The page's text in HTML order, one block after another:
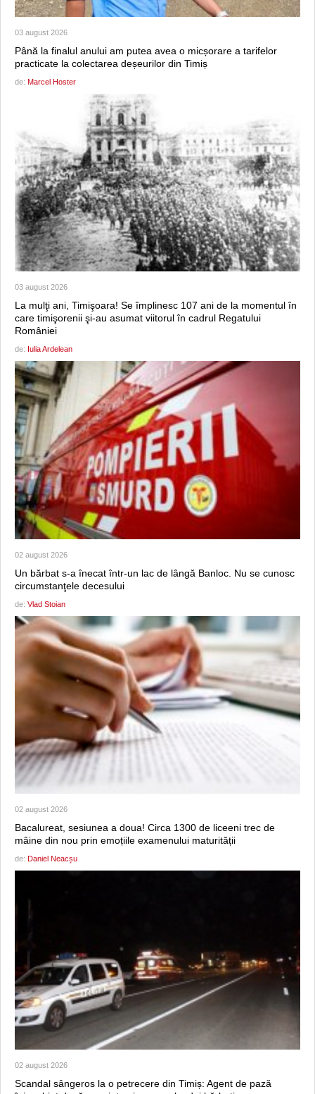
03 august 2026
Până la finalul anului am putea avea o micșorare a tarifelor
practicate la colectarea deșeurilor din Timiș
de: Marcel Hoster
03 august 2026
La mulţi ani, Timişoara! Se împlinesc 107 ani de la momentul în
care timişorenii şi-au asumat viitorul în cadrul Regatului
României
de: Iulia Ardelean
02 august 2026
Un bărbat s-a înecat într-un lac de lângă Banloc. Nu se cunosc
circumstanţele decesului
de: Vlad Stoian
02 august 2026
Bacalureat, sesiunea a doua! Circa 1300 de liceeni trec de
mâine din nou prin emoțiile examenului maturității
de: Daniel Neacșu
02 august 2026
Scandal sângeros la o petrecere din Timiș: Agent de pază